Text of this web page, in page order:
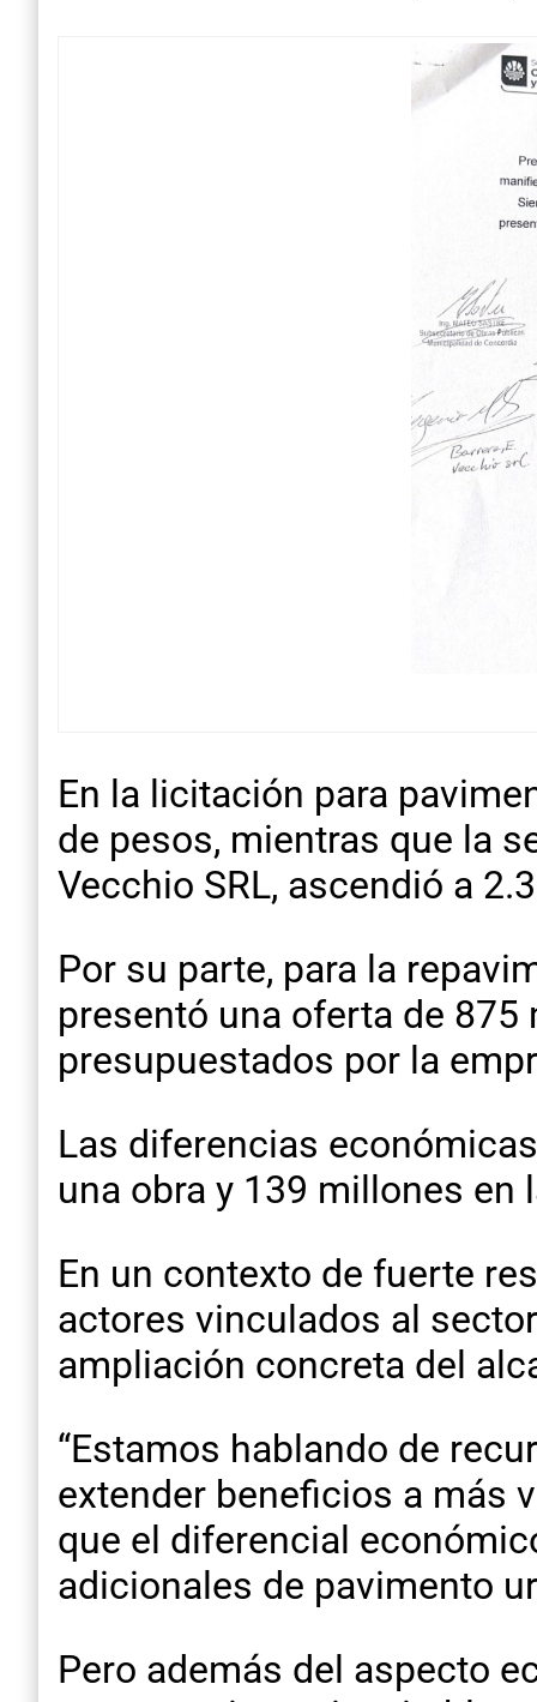
En la licitación para
de pesos, mientras que la
Vecchio SRL, ascendió a
Por su parte, para la
presentó una oferta de
presupuestados por la
Las diferencias
una obra y 139 millones en
En un contexto de fuerte
actores vinculados al
ampliación concreta del
“Estamos hablando de
extender beneficios a más
que el diferencial
adicionales de pavimento
Pero además del aspecto